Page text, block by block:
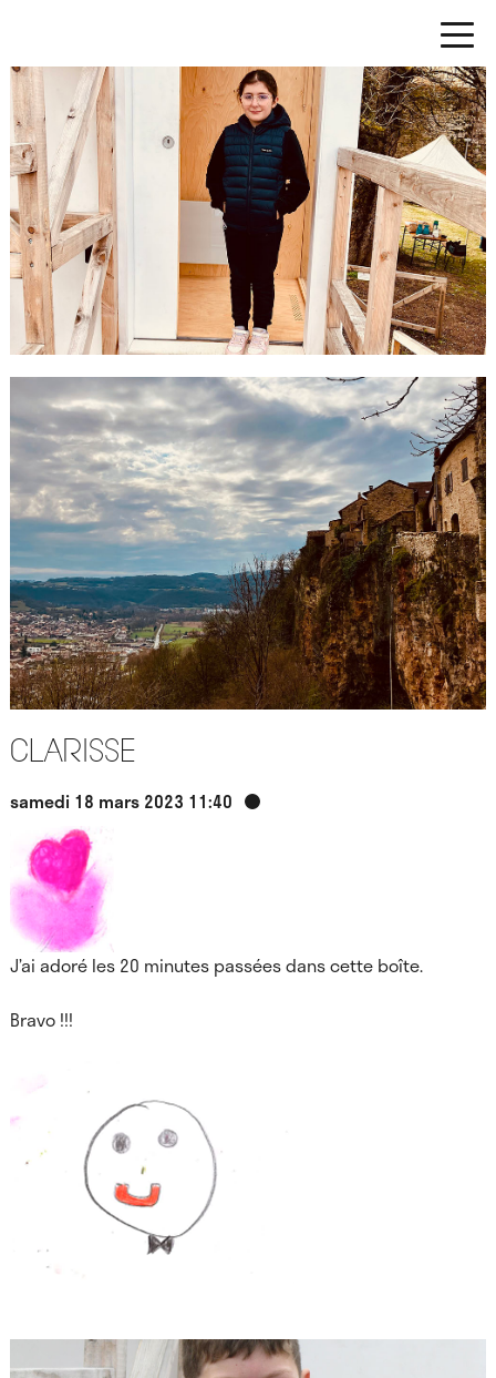
Clarisse
samedi 18 mars 2023 11:40
J’ai adoré les 20 minutes passées dans cette boîte.
Bravo !!!